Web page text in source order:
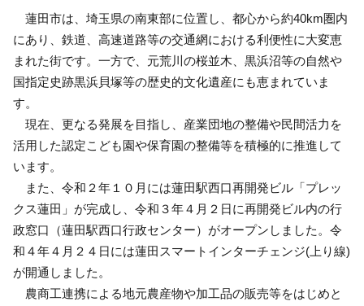
蓮田市は、埼玉県の南東部に位置し、都心から約40km圏内
にあり、鉄道、高速道路等の交通網における利便性に大変恵
まれた街です。一方で、元荒川の桜並木、黒浜沼等の自然や
国指定史跡黒浜貝塚等の歴史的文化遺産にも恵まれていま
す。
現在、更なる発展を目指し、産業団地の整備や民間活力を
活用した認定こども園や保育園の整備等を積極的に推進して
います。
また、令和２年１０月には蓮田駅西口再開発ビル「プレッ
クス蓮田」が完成し、令和３年４月２日に再開発ビル内の行
政窓口（蓮田駅西口行政センター）がオープンしました。令
和４年４月２４日には蓮田スマートインターチェンジ(上り線)
が開通しました。
農商工連携による地元農産物や加工品の販売等をはじめと